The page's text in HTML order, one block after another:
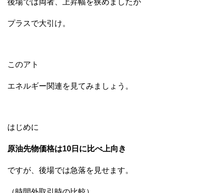
後場では両者、上昇幅を狭めましたが
プラスで大引け。
このアト
エネルギー関連を見てみましょう。
はじめに
原油先物価格は10日に比べ上向き
ですが、後場では急落を見せます。